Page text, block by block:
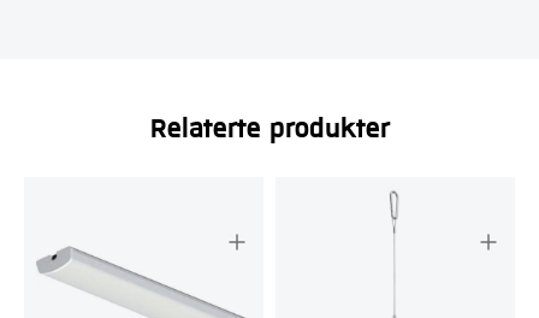
Relaterte produkter